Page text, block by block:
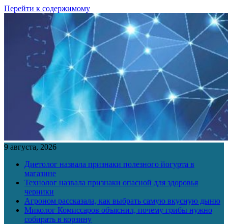
Перейти к содержимому
9 августа, 2026
Диетолог назвала признаки полезного йогурта в
магазине
Технолог назвала признаки опасной для здоровья
черники
Агроном рассказала, как выбрать самую вкусную дыню
Миколог Комиссаров объяснил, почему грибы нужно
собирать в корзину